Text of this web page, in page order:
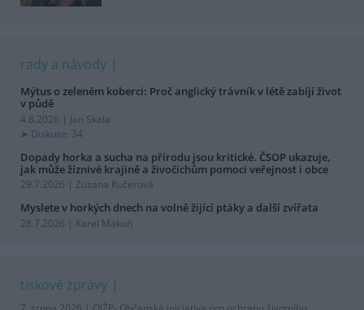
rady a návody
Mýtus o zeleném koberci: Proč anglický trávník v létě zabíjí život
v půdě
4.8.2026 | Jan Skala
Diskuse: 34
Dopady horka a sucha na přírodu jsou kritické. ČSOP ukazuje,
jak může žíznivé krajině a živočichům pomoci veřejnost i obce
29.7.2026 | Zuzana Kučerová
Myslete v horkých dnech na volně žijící ptáky a další zvířata
28.7.2026 | Karel Makoň
tiskové zprávy